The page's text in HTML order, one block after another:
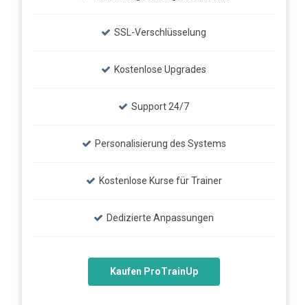
SSL-Verschlüsselung
Kostenlose Upgrades
Support 24/7
Personalisierung des Systems
Kostenlose Kurse für Trainer
Dedizierte Anpassungen
Kaufen ProTrainUp